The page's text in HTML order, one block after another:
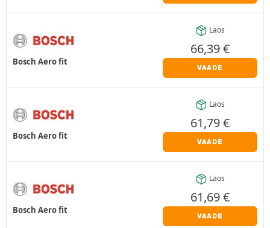
Bosch Aero fit
Laos
66,39€
VAADE
Bosch Aero fit
Laos
61,79€
VAADE
Bosch Aero fit
Laos
61,69€
VAADE